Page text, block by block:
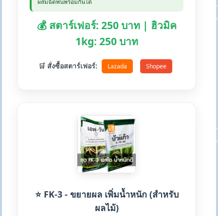
ผสมฉีดพ่นพร้อมกันได้
💰 สตาร์เฟอร์: 250 บาท | ฮิวมิค
1kg: 250 บาท
🛒 สั่งซื้อสตาร์เฟอร์: Lazada Shopee
⭐ FK-3 - ขยายผล เพิ่มน้ำหนัก (สำหรับ
ผลไม้)